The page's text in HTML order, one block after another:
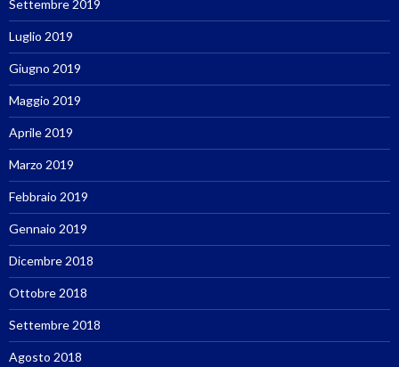
Settembre 2019
Luglio 2019
Giugno 2019
Maggio 2019
Aprile 2019
Marzo 2019
Febbraio 2019
Gennaio 2019
Dicembre 2018
Ottobre 2018
Settembre 2018
Agosto 2018